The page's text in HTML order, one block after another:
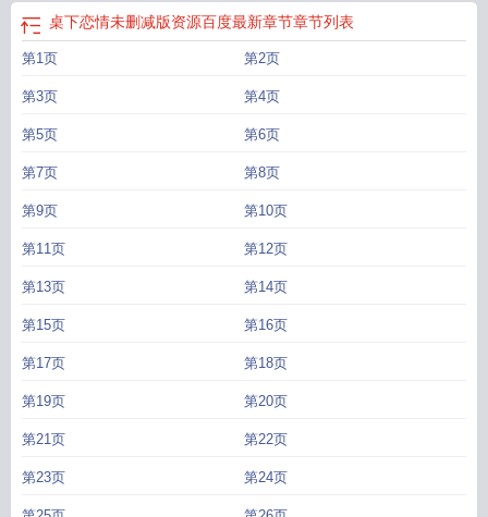
全文免费阅读桌下给他桌下恋情by免费阅读全文桌下精彩
盒桌下恋情by绊倒铁盒免费阅读桌下恋情半岛铁盒免费阅读全文桌下恋情番
外课桌下的恋爱 桌下恋情2截图原图高清桌下恋情讲什么
费阅读笔趣阁无弹窗
桌下恋情 绊倒铁盒免费阅读
下恋情全文免费阅读笔趣阁
桌下恋情绊倒铁盒免费
章 桌下恋情by绊倒铁盒 桌子下面的情调
更新桌下恋情绊倒铁盒免费阅读 桌下恋情微博截图
源百度最新章节
桌下恋情剧透
下恋情绊倒铁盒番外
桌下恋情未删减版资源百度最新章节章节列表
第1页 第2页
第3页 第4页
第5页 第6页
第7页 第8页
第9页 第10页
第11页 第12页
第13页 第14页
第15页 第16页
第17页 第18页
第19页 第20页
第21页 第22页
第23页 第24页